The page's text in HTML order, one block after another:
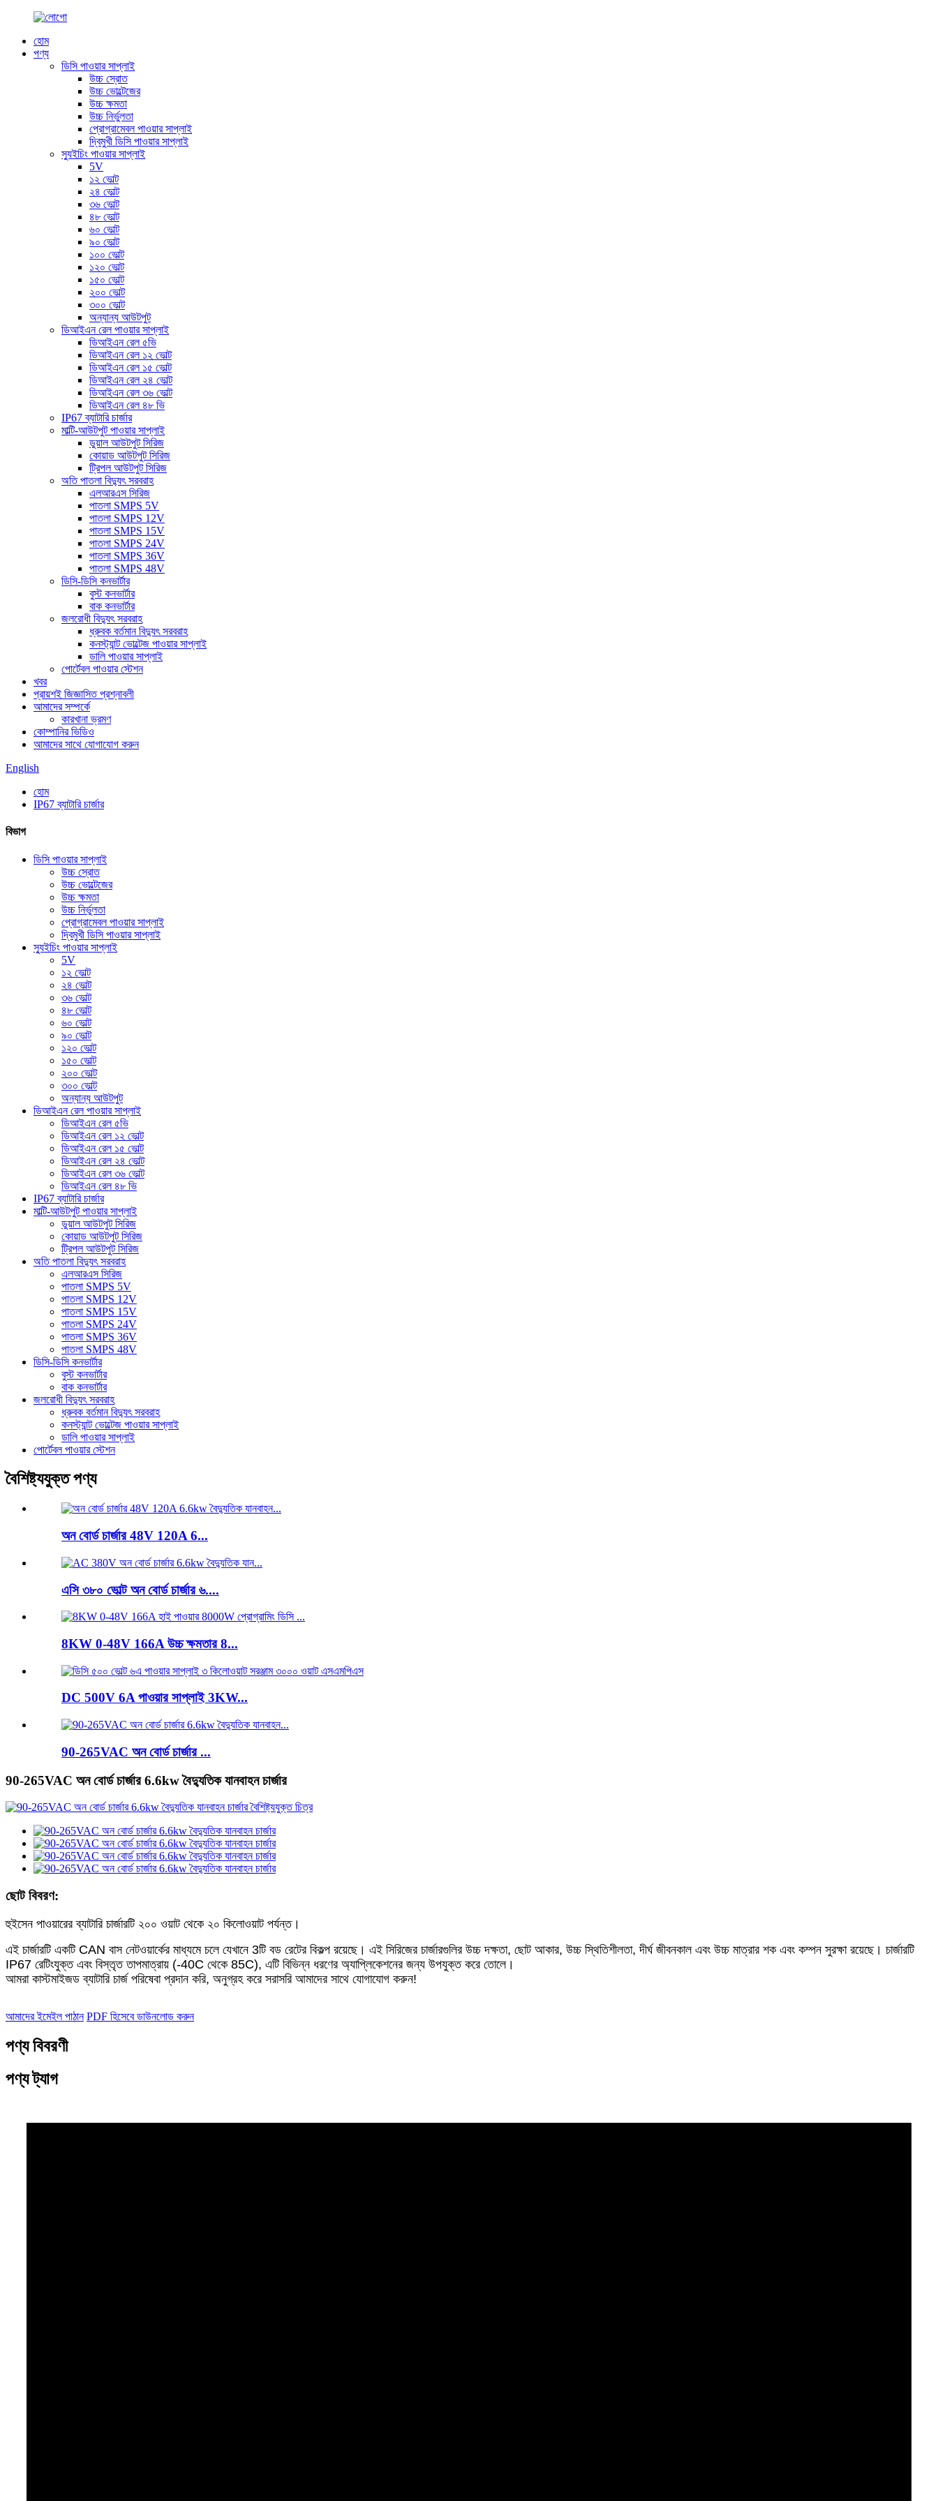
হোম
পণ্য
ডিসি পাওয়ার সাপ্লাই
উচ্চ স্রোত
উচ্চ ভোল্টেজের
উচ্চ ক্ষমতা
উচ্চ নির্ভুলতা
প্রোগ্রামেবল পাওয়ার সাপ্লাই
দ্বিমুখী ডিসি পাওয়ার সাপ্লাই
স্যুইচিং পাওয়ার সাপ্লাই
5V
১২ ভোল্ট
২৪ ভোল্ট
৩৬ ভোল্ট
৪৮ ভোল্ট
৬০ ভোল্ট
৯০ ভোল্ট
১০০ ভোল্ট
১২০ ভোল্ট
১৫০ ভোল্ট
২০০ ভোল্ট
৩০০ ভোল্ট
অন্যান্য আউটপুট
ডিআইএন রেল পাওয়ার সাপ্লাই
ডিআইএন রেল ৫ভি
ডিআইএন রেল ১২ ভোল্ট
ডিআইএন রেল ১৫ ভোল্ট
ডিআইএন রেল ২৪ ভোল্ট
ডিআইএন রেল ৩৬ ভোল্ট
ডিআইএন রেল ৪৮ ভি
IP67 ব্যাটারি চার্জার
মাল্টি-আউটপুট পাওয়ার সাপ্লাই
ডুয়াল আউটপুট সিরিজ
কোয়াড আউটপুট সিরিজ
ট্রিপল আউটপুট সিরিজ
অতি পাতলা বিদ্যুৎ সরবরাহ
এলআরএস সিরিজ
পাতলা SMPS 5V
পাতলা SMPS 12V
পাতলা SMPS 15V
পাতলা SMPS 24V
পাতলা SMPS 36V
পাতলা SMPS 48V
ডিসি-ডিসি কনভার্টার
বুস্ট কনভার্টার
বাক কনভার্টার
জলরোধী বিদ্যুৎ সরবরাহ
ধ্রুবক বর্তমান বিদ্যুৎ সরবরাহ
কনস্ট্যান্ট ভোল্টেজ পাওয়ার সাপ্লাই
ডালি পাওয়ার সাপ্লাই
পোর্টেবল পাওয়ার স্টেশন
খবর
প্রায়শই জিজ্ঞাসিত প্রশ্নাবলী
আমাদের সম্পর্কে
কারখানা ভ্রমণ
কোম্পানির ভিডিও
আমাদের সাথে যোগাযোগ করুন
English
হোম
IP67 ব্যাটারি চার্জার
বিভাগ
ডিসি পাওয়ার সাপ্লাই
উচ্চ স্রোত
উচ্চ ভোল্টেজের
উচ্চ ক্ষমতা
উচ্চ নির্ভুলতা
প্রোগ্রামেবল পাওয়ার সাপ্লাই
দ্বিমুখী ডিসি পাওয়ার সাপ্লাই
স্যুইচিং পাওয়ার সাপ্লাই
5V
১২ ভোল্ট
২৪ ভোল্ট
৩৬ ভোল্ট
৪৮ ভোল্ট
৬০ ভোল্ট
৯০ ভোল্ট
১২০ ভোল্ট
১৫০ ভোল্ট
২০০ ভোল্ট
৩০০ ভোল্ট
অন্যান্য আউটপুট
ডিআইএন রেল পাওয়ার সাপ্লাই
ডিআইএন রেল ৫ভি
ডিআইএন রেল ১২ ভোল্ট
ডিআইএন রেল ১৫ ভোল্ট
ডিআইএন রেল ২৪ ভোল্ট
ডিআইএন রেল ৩৬ ভোল্ট
ডিআইএন রেল ৪৮ ভি
IP67 ব্যাটারি চার্জার
মাল্টি-আউটপুট পাওয়ার সাপ্লাই
ডুয়াল আউটপুট সিরিজ
কোয়াড আউটপুট সিরিজ
ট্রিপল আউটপুট সিরিজ
অতি পাতলা বিদ্যুৎ সরবরাহ
এলআরএস সিরিজ
পাতলা SMPS 5V
পাতলা SMPS 12V
পাতলা SMPS 15V
পাতলা SMPS 24V
পাতলা SMPS 36V
পাতলা SMPS 48V
ডিসি-ডিসি কনভার্টার
বুস্ট কনভার্টার
বাক কনভার্টার
জলরোধী বিদ্যুৎ সরবরাহ
ধ্রুবক বর্তমান বিদ্যুৎ সরবরাহ
কনস্ট্যান্ট ভোল্টেজ পাওয়ার সাপ্লাই
ডালি পাওয়ার সাপ্লাই
পোর্টেবল পাওয়ার স্টেশন
বৈশিষ্ট্যযুক্ত পণ্য
অন ​​বোর্ড চার্জার 48V 120A 6...
এসি ৩৮০ ভোল্ট অন বোর্ড চার্জার ৬....
8KW 0-48V 166A উচ্চ ক্ষমতার 8...
DC 500V 6A পাওয়ার সাপ্লাই 3KW...
90-265VAC অন বোর্ড চার্জার ...
90-265VAC অন বোর্ড চার্জার 6.6kw বৈদ্যুতিক যানবাহন চার্জার
ছোট বিবরণ:
হুইসেন পাওয়ারের ব্যাটারি চার্জারটি ২০০ ওয়াট থেকে ২০ কিলোওয়াট পর্যন্ত।
এই চার্জারটি একটি CAN বাস নেটওয়ার্কের মাধ্যমে চলে যেখানে 3টি বড রেটের বিকল্প রয়েছে। এই সিরিজের চার্জারগুলির উচ্চ দক্ষতা, ছোট আকার, উচ্চ স্থিতিশীলতা, দীর্ঘ জীবনকাল এবং উচ্চ মাত্রার শক এবং কম্পন সুরক্ষা রয়েছে। চার্জারটি
IP67 রেটিংযুক্ত এবং বিস্তৃত তাপমাত্রায় (-40C থেকে 85C), এটি বিভিন্ন ধরণের অ্যাপ্লিকেশনের জন্য উপযুক্ত করে তোলে।
আমরা কাস্টমাইজড ব্যাটারি চার্জ পরিষেবা প্রদান করি, অনুগ্রহ করে সরাসরি আমাদের সাথে যোগাযোগ করুন!
আমাদের ইমেইল পাঠান PDF হিসেবে ডাউনলোড করুন
পণ্য বিবরণী
পণ্য ট্যাগ